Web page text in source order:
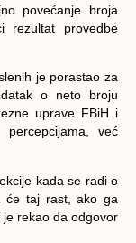
povećanje broja
rezultat provedbe
je porastao za
o neto broju
uprave FBiH i
već
kada se radi o
će taj rast, ako ga
rekao da odgovor